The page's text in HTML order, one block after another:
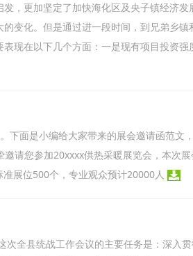
，更加坚定了加快海化区及央子镇经济发
变化。但是通过进一段时间，到兄弟乡镇
现在以下几个方面：一是现有项目投资强
下面是小编给大家带来的展会邀请函范文
请您参加20xxxx供热采暖展览会，本次
展位500个，专业观众预计20000人
全县统战工作会议的主要任务是：深入贯